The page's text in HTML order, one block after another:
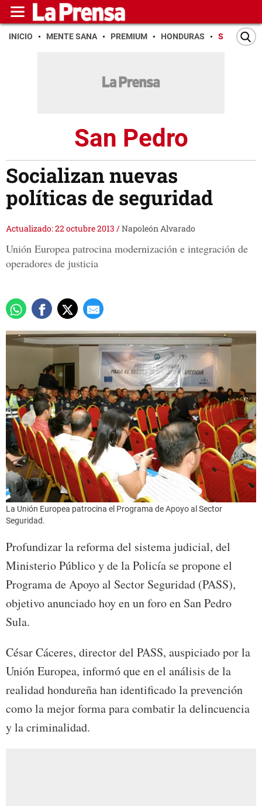
INICIO MENTE SANA PREMIUM HONDURAS SAN PEDRO
San Pedro
Socializan nuevas
políticas de seguridad
Actualizado: 22 octubre 2013 /Napoleón Alvarado
Unión Europea patrocina modernización e integración de
operadores de justicia
La Unión Europea patrocina el Programa de Apoyo al Sector
Seguridad.
Profundizar la reforma del sistema judicial, del
Ministerio Público y de la Policía se propone el
Programa de Apoyo al Sector Seguridad (PASS),
objetivo anunciado hoy en un foro en San Pedro
Sula.
César Cáceres, director del PASS, auspiciado por la
Unión Europea, informó que en el análisis de la
realidad hondureña han identificado la prevención
como la mejor forma para combatir la delincuencia
y la criminalidad.